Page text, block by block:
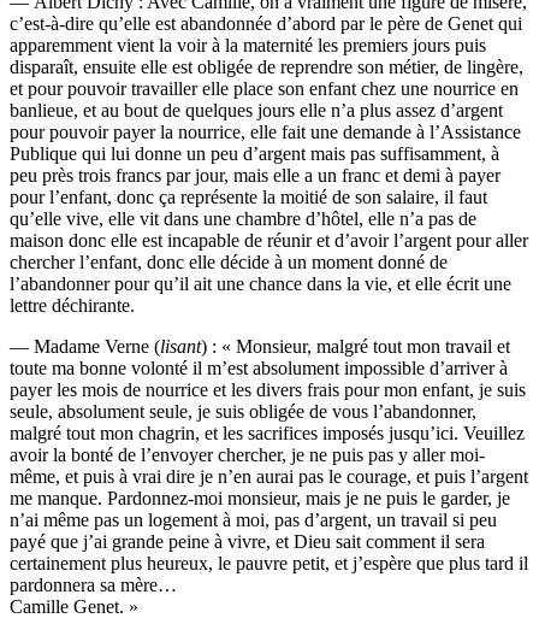
c’est-à-dire qu’elle est abandonnée d’abord par le père de Genet qui
apparemment vient la voir à la maternité les premiers jours puis
disparaît, ensuite elle est obligée de reprendre son métier, de lingère,
et pour pouvoir travailler elle place son enfant chez une nourrice en
banlieue, et au bout de quelques jours elle n’a plus assez d’argent
pour pouvoir payer la nourrice, elle fait une demande à l’Assistance
Publique qui lui donne un peu d’argent mais pas suffisamment, à
peu près trois francs par jour, mais elle a un franc et demi à payer
pour l’enfant, donc ça représente la moitié de son salaire, il faut
qu’elle vive, elle vit dans une chambre d’hôtel, elle n’a pas de
maison donc elle est incapable de réunir et d’avoir l’argent pour aller
chercher l’enfant, donc elle décide à un moment donné de
l’abandonner pour qu’il ait une chance dans la vie, et elle écrit une
lettre déchirante.
— Madame Verne (lisant) : « Monsieur, malgré tout mon travail et
toute ma bonne volonté il m’est absolument impossible d’arriver à
payer les mois de nourrice et les divers frais pour mon enfant, je suis
seule, absolument seule, je suis obligée de vous l’abandonner,
malgré tout mon chagrin, et les sacrifices imposés jusqu’ici. Veuillez
avoir la bonté de l’envoyer chercher, je ne puis pas y aller moi-
même, et puis à vrai dire je n’en aurai pas le courage, et puis l’argent
me manque. Pardonnez-moi monsieur, mais je ne puis le garder, je
n’ai même pas un logement à moi, pas d’argent, un travail si peu
payé que j’ai grande peine à vivre, et Dieu sait comment il sera
certainement plus heureux, le pauvre petit, et j’espère que plus tard il
pardonnera sa mère…
Camille Genet. »